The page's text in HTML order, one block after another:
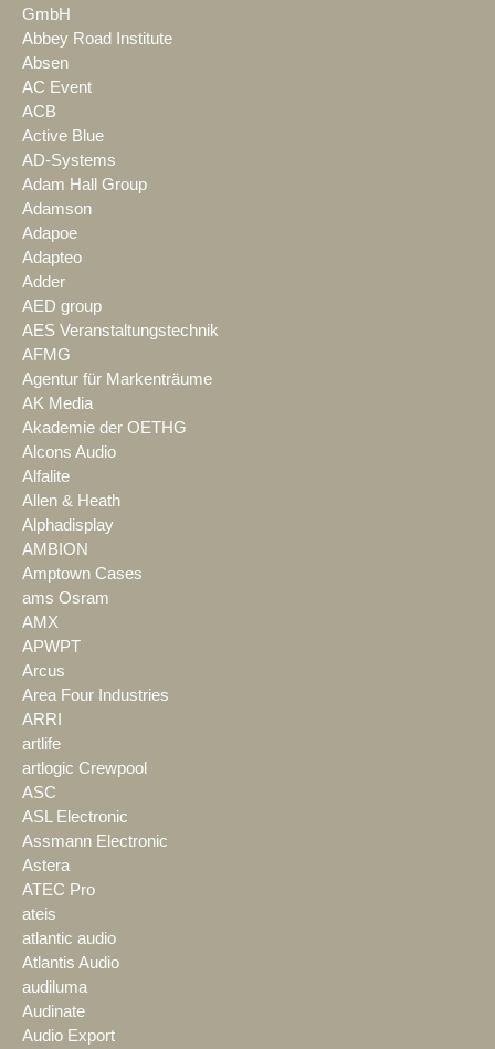
GmbH
Abbey Road Institute
Absen
AC Event
ACB
Active Blue
AD-Systems
Adam Hall Group
Adamson
Adapoe
Adapteo
Adder
AED group
AES Veranstaltungstechnik
AFMG
Agentur für Markenträume
AK Media
Akademie der OETHG
Alcons Audio
Alfalite
Allen & Heath
Alphadisplay
AMBION
Amptown Cases
ams Osram
AMX
APWPT
Arcus
Area Four Industries
ARRI
artlife
artlogic Crewpool
ASC
ASL Electronic
Assmann Electronic
Astera
ATEC Pro
ateis
atlantic audio
Atlantis Audio
audiluma
Audinate
Audio Export